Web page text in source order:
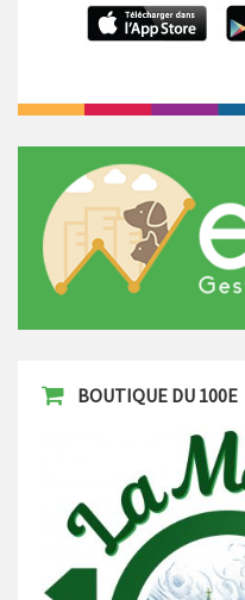
BOUTIQUE DU 100E